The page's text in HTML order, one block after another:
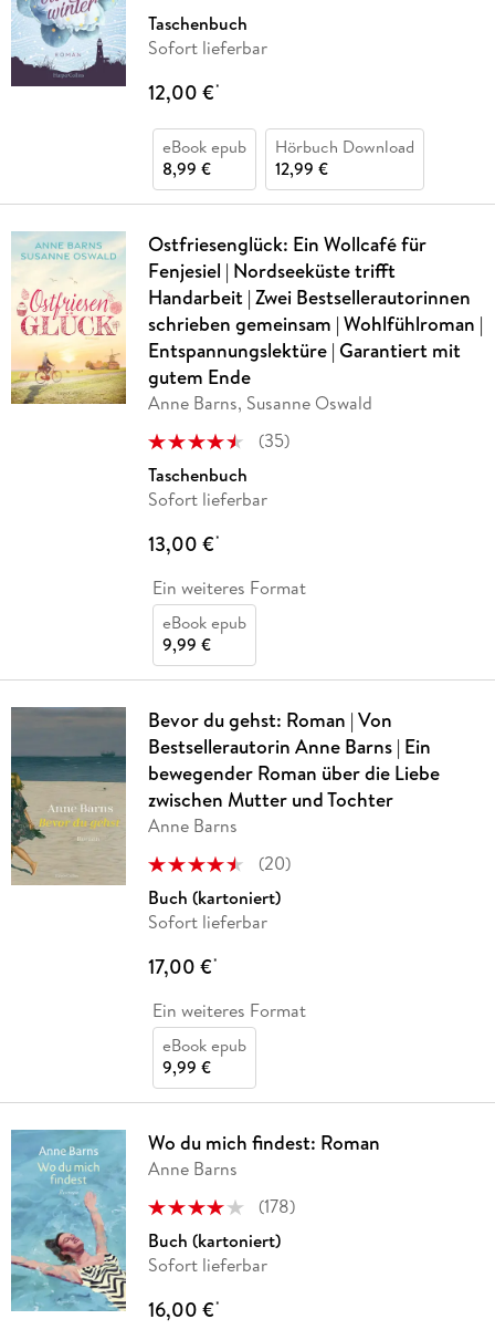
Taschenbuch
Sofort lieferbar
12,00 €*
eBook epub
8,99 €
Hörbuch Download
12,99 €
Ostfriesenglück: Ein Wollcafé für
Fenjesiel | Nordseeküste trifft
Handarbeit | Zwei Bestsellerautorinnen
schrieben gemeinsam | Wohlfühlroman |
Entspannungslektüre | Garantiert mit
gutem Ende
Anne Barns, Susanne Oswald
(35)
Taschenbuch
Sofort lieferbar
13,00 €*
Ein weiteres Format
eBook epub
9,99 €
Bevor du gehst: Roman | Von
Bestsellerautorin Anne Barns | Ein
bewegender Roman über die Liebe
zwischen Mutter und Tochter
Anne Barns
(20)
Buch (kartoniert)
Sofort lieferbar
17,00 €*
Ein weiteres Format
eBook epub
9,99 €
Wo du mich findest: Roman
Anne Barns
(178)
Buch (kartoniert)
Sofort lieferbar
16,00 €*